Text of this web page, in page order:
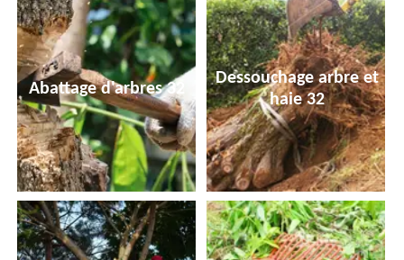
Abattage d'arbres 32
Dessouchage arbre et
haie 32